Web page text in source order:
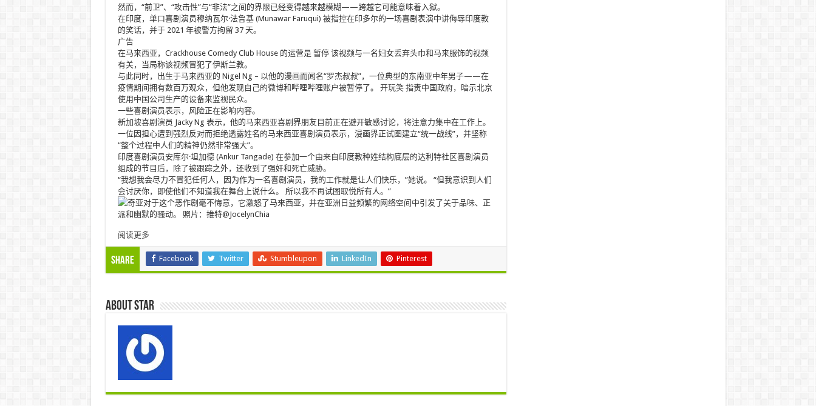
然而，“前卫”、“攻击性”与“非法”之间的界限已经变得越来越模糊——跨越它可能意味着入狱。
在印度，单口喜剧演员穆纳瓦尔·法鲁基 (Munawar Faruqui) 被指控在印多尔的一场喜剧表演中讲侮辱印度教
的笑话，并于 2021 年被警方拘留 37 天。
广告
在马来西亚，Crackhouse Comedy Club House 的运营是 暂停该视频与一名妇女丢弃头巾和马来服饰的视频
有关，当局称该视频冒犯了伊斯兰教。
与此同时，出生于马来西亚的 Nigel Ng – 以他的漫画而闻名“罗杰叔叔”，一位典型的东南亚中年男子——在
疫情期间拥有数百万观众，但他发现自己的微博和哔哩哔哩账户被暂停了。 开玩笑指责中国政府，暗示北京
使用中国公司生产的设备来监视民众。
一些喜剧演员表示，风险正在影响内容。
新加坡喜剧演员 Jacky Ng 表示，他的马来西亚喜剧界朋友目前正在避开敏感讨论，将注意力集中在工作上。
一位因担心遭到强烈反对而拒绝透露姓名的马来西亚喜剧演员表示，漫画界正试图建立“统一战线”，并坚称
“整个过程中人们的精神仍然非常强大”。
印度喜剧演员安库尔·坦加德 (Ankur Tangade) 在参加一个由来自印度教种姓结构底层的达利特社区喜剧演员
组成的节目后，除了被跟踪之外，还收到了强奸和死亡威胁。
“我想我会尽力不冒犯任何人，因为作为一名喜剧演员，我的工作就是让人们快乐，”她说。 “但我意识到人们
会讨厌你，即使他们不知道我在舞台上说什么。 所以我不再试图取悦所有人。”
阅读更多
Share Facebook Twitter Stumbleupon LinkedIn Pinterest
About star